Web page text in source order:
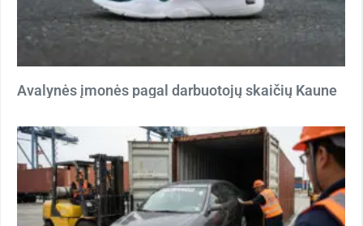
Avalynės įmonės pagal darbuotojų skaičių Kaune